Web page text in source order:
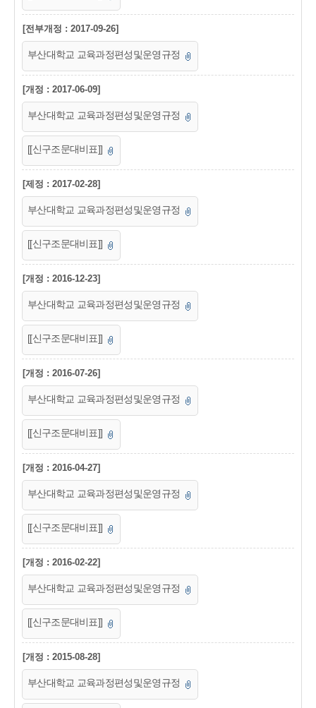
[전부개정 : 2017-09-26]
부산대학교 교육과정편성및운영규정
[개정 : 2017-06-09]
부산대학교 교육과정편성및운영규정
[[신구조문대비표]]
[제정 : 2017-02-28]
부산대학교 교육과정편성및운영규정
[[신구조문대비표]]
[개정 : 2016-12-23]
부산대학교 교육과정편성및운영규정
[[신구조문대비표]]
[개정 : 2016-07-26]
부산대학교 교육과정편성및운영규정
[[신구조문대비표]]
[개정 : 2016-04-27]
부산대학교 교육과정편성및운영규정
[[신구조문대비표]]
[개정 : 2016-02-22]
부산대학교 교육과정편성및운영규정
[[신구조문대비표]]
[개정 : 2015-08-28]
부산대학교 교육과정편성및운영규정